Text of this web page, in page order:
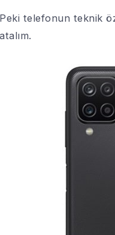
Peki telefonun teknik
atalım.